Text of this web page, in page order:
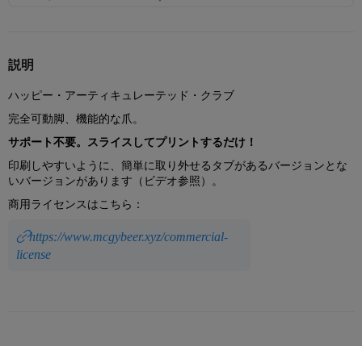
説明
ハッピー・アーティキュレーテッド・クラブ
完全可動脚、機能的な爪。
サポート不要。スライスしてプリントするだけ！
印刷しやすいように、簡単に取り外せるタブがあるバージョンとな
いバージョンがあります（ビデオ参照）。
商用ライセンスはこちら：
https://www.mcgybeer.xyz/commercial-
license